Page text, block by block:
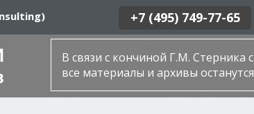
+7 (495) 749-77-65
В связи с кончиной Г.М. Стерника
все материалы и архивы